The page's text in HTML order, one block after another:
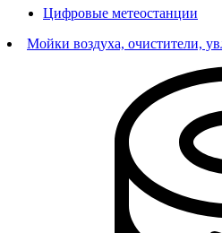
Цифровые метеостанции
Мойки воздуха, очистители,